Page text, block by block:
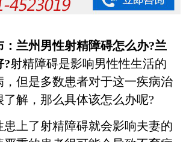
兰州男性射精障碍怎么办?兰
?射精障碍是影响男性性生活的
，但是多数患者对于这一疾病治
解，那么具体该怎么办呢?
了射精障碍就会影响夫妻的